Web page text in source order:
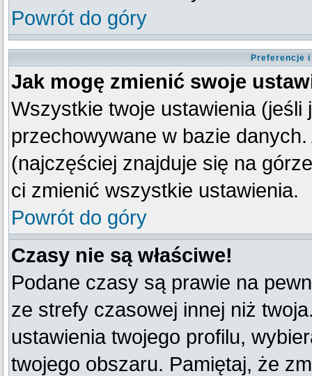
Powrót do góry
Preferencje
Jak mogę zmienić swoje
Wszystkie twoje ustawienia
przechowywane w bazie
(najczęściej znajduje się na
ci zmienić wszystkie ustawienia.
Powrót do góry
Czasy nie są właściwe!
Podane czasy są prawie na
ze strefy czasowej innej niż
ustawienia twojego profilu,
twojego obszaru. Pamiętaj, że